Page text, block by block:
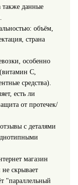
данные
объём,
страна
особенно
C,
средства).
есть ли
от протечек/
с деталями
магазин
скрывает
"параллельный